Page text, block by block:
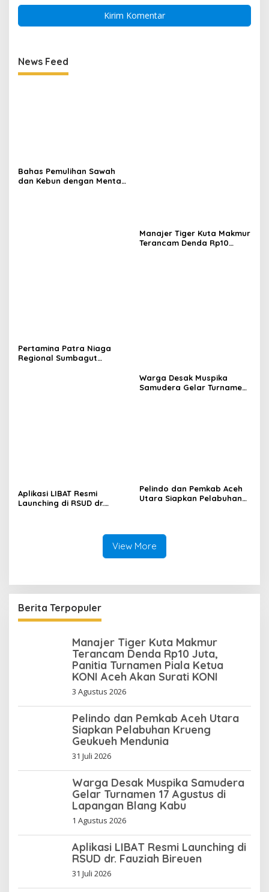
News Feed
Bahas Pemulihan Sawah
dan Kebun dengan Mentan,
Manajer Tiger Kuta Makmur
Terancam Denda Rp10
Pertamina Patra Niaga
Regional Sumbagut
Warga Desak Muspika
Samudera Gelar Turnamen
Aplikasi LIBAT Resmi
Launching di RSUD dr.
Pelindo dan Pemkab Aceh
Utara Siapkan Pelabuhan
View More
Berita Terpopuler
Manajer Tiger Kuta Makmur
Terancam Denda Rp10 Juta,
Panitia Turnamen Piala Ketua
KONI Aceh Akan Surati KONI
3 Agustus 2026
Pelindo dan Pemkab Aceh Utara
Siapkan Pelabuhan Krueng
Geukueh Mendunia
31 Juli 2026
Warga Desak Muspika Samudera
Gelar Turnamen 17 Agustus di
Lapangan Blang Kabu
1 Agustus 2026
Aplikasi LIBAT Resmi Launching di
RSUD dr. Fauziah Bireuen
31 Juli 2026